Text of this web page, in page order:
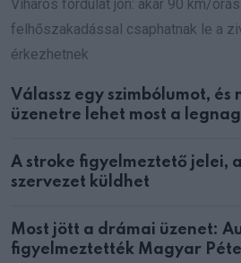
Viharos fordulat jön: akár 90 km/
felhőszakadással csaphatnak le a
érkezhetnek
Válassz egy szimbólumot, és
üzenetre lehet most a
A stroke figyelmeztető jelei,
szervezet küldhet
Most jött a drámai üzenet:
figyelmeztették Magyar